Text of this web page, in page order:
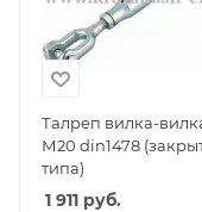
Талреп вилка-
М20 din1478
типа)
1 911 руб.